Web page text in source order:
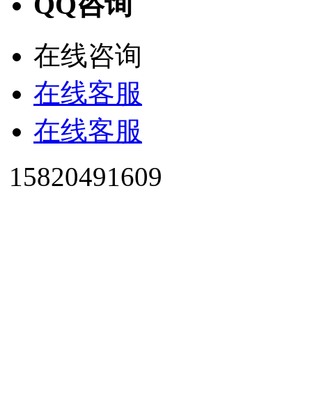
在线咨询
在线客服
在线客服
15820491609